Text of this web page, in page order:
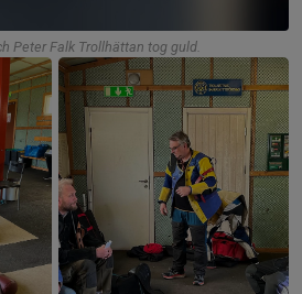
Peter Falk Trollhättan tog guld.